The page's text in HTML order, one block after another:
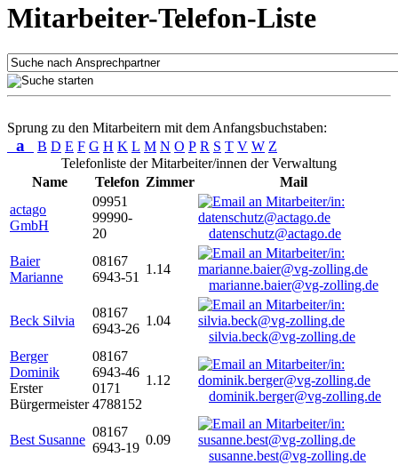
Mitarbeiter-Telefon-Liste
Sprung zu den Mitarbeitern mit dem Anfangsbuchstaben:
a B D E F G H K L M N O P R S T V W Z
Telefonliste der Mitarbeiter/innen der Verwaltung
Name
Telefon Zimmer
Mail
actago
GmbH
09951
99990-
20
datenschutz@actago.de
Baier
Marianne
08167
6943-51
1.14
marianne.baier@vg-zolling.de
Beck Silvia
08167
6943-26
1.04
silvia.beck@vg-zolling.de
Berger
Dominik
Erster
Bürgermeister
08167
6943-46
0171
4788152
1.12
dominik.berger@vg-zolling.de
Best Susanne
08167
6943-19
0.09
susanne.best@vg-zolling.de